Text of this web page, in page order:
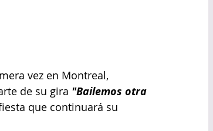
vez en Montreal,
de su gira "Bailemos otra
que continuará su